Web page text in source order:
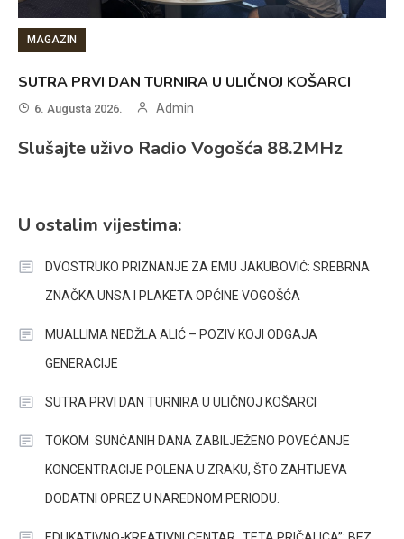
MAGAZIN
SUTRA PRVI DAN TURNIRA U ULIČNOJ KOŠARCI
6. Augusta 2026. Admin
Slušajte uživo Radio Vogošća 88.2MHz
U ostalim vijestima:
DVOSTRUKO PRIZNANJE ZA EMU JAKUBOVIĆ: SREBRNA
ZNAČKA UNSA I PLAKETA OPĆINE VOGOŠĆA
MUALLIMA NEDŽLA ALIĆ – POZIV KOJI ODGAJA
GENERACIJE
SUTRA PRVI DAN TURNIRA U ULIČNOJ KOŠARCI
TOKOM SUNČANIH DANA ZABILJEŽENO POVEĆANJE
KONCENTRACIJE POLENA U ZRAKU, ŠTO ZAHTIJEVA
DODATNI OPREZ U NAREDNOM PERIODU.